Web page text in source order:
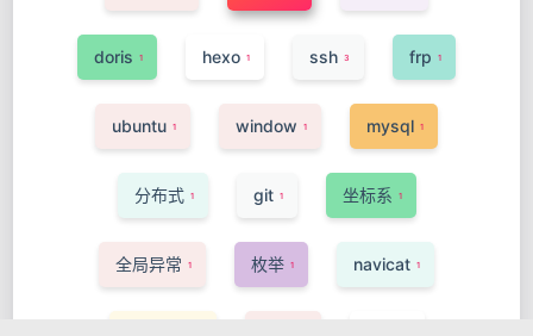
doris 1 hexo 1 ssh 3 frp 1
ubuntu 1 window 1 mysql 1
分布式 1 git 1 坐标系 1
全局异常 1 枚举 1 navicat 1